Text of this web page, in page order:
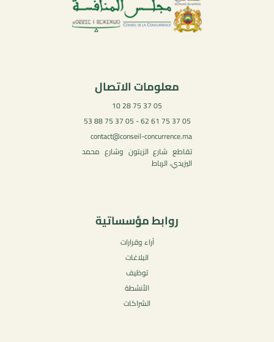
معلومات الاتصال
05 37 75 28 10
05 37 75 61 62 - 05 37 75 88 53
contact@conseil-concurrence.ma
تقاطع شارع الزيتون وشارع محمد
اليزيدي، الرباط
روابط مؤسساتية
آراء وقرارات
البلاغات
توظيف
الأنشطة
الشراكات